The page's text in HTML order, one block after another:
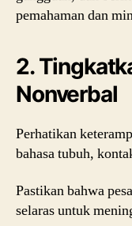
pemahaman dan
2.
Nonverbal
Perhatikan
bahasa tubuh,
Pastikan bahwa
selaras untuk